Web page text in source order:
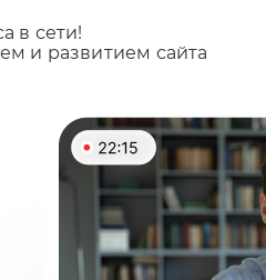
в сети!
и развитием сайта